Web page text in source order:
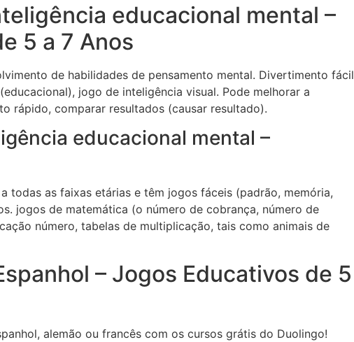
educacional mental –
5 a 7 Anos
de habilidades de pensamento mental. Divertimento fácil
jogo de inteligência visual. Pode melhorar a
rápido, comparar resultados (causar resultado).
educacional mental –
todas as faixas etárias e têm jogos fáceis (padrão, memória,
jogos de matemática (o número de cobrança, número de
número, tabelas de multiplicação, tais como animais de
– Jogos Educativos de 5
alemão ou francês com os cursos grátis do Duolingo!